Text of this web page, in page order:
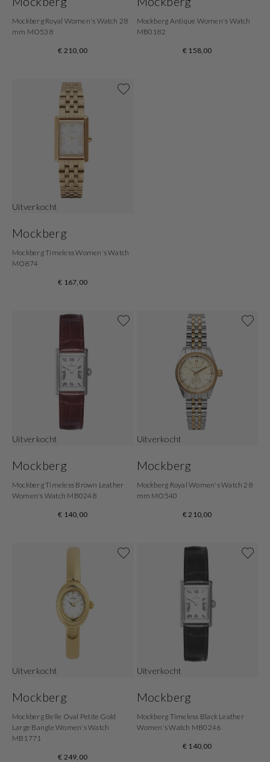
Mockberg Royal Women's Watch 28
mm MO538
€ 210,00
Mockberg Antique Women's Watch
MB0182
€ 158,00
Uitverkocht
Mockberg
Mockberg Timeless Women's Watch
MO874
€ 167,00
Uitverkocht
Mockberg
Mockberg Timeless Brown Leather
Women's Watch MB0248
€ 140,00
Uitverkocht
Mockberg
Mockberg Royal Women's Watch 28
mm MO540
€ 210,00
Uitverkocht
Mockberg
Mockberg Belle Oval Petite Gold
Large Bangle Women's Watch
MB1771
€ 249,00
Uitverkocht
Mockberg
Mockberg Timeless Black Leather
Women's Watch MB0246
€ 140,00